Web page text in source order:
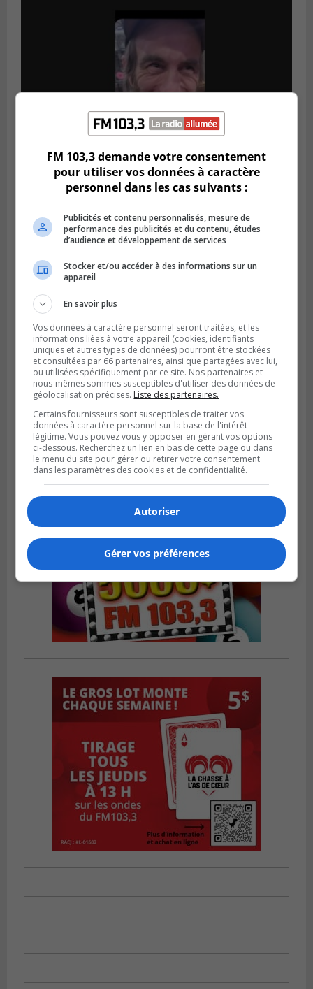
Publié le 5 août 2026 à 09h42
La SQ lance un appel à la population pour
BOUCHERVILLE
Publié le 5 août 2026 à 06h54
La SQ recense 18 décès pendant les
vacances de la construction
FM 103,3 demande votre consentement
pour utiliser vos données à caractère
personnel dans les cas suivants :
Publicités et contenu personnalisés, mesure de
performance des publicités et du contenu, études
d’audience et développement de services
Stocker et/ou accéder à des informations sur un
appareil
En savoir plus
Vos données à caractère personnel seront traitées, et les
informations liées à votre appareil (cookies, identifiants
uniques et autres types de données) pourront être stockées
et consultées par 66 partenaires, ainsi que partagées avec lui,
ou utilisées spécifiquement par ce site. Nos partenaires et
nous-mêmes sommes susceptibles d'utiliser des données de
géolocalisation précises. Liste des partenaires.
Certains fournisseurs sont susceptibles de traiter vos
données à caractère personnel sur la base de l'intérêt
légitime. Vous pouvez vous y opposer en gérant vos options
ci-dessous. Recherchez un lien en bas de cette page ou dans
le menu du site pour gérer ou retirer votre consentement
dans les paramètres des cookies et de confidentialité.
Autoriser
Gérer vos préférences